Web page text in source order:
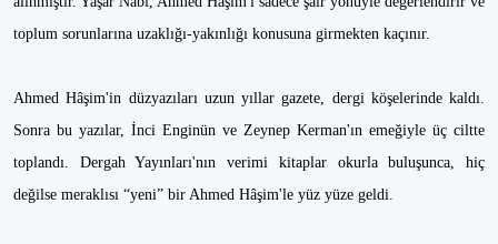
toplum sorunlarına uzaklığı-yakınlığı konusuna girmekten kaçınır.
Ahmed Hâşim'in düzyazıları uzun yıllar gazete, dergi köşelerinde kaldı.
Sonra bu yazılar, İnci Enginün ve Zeynep Kerman'ın emeğiyle üç ciltte
toplandı. Dergah Yayınları'nın verimi kitaplar okurla buluşunca, hiç
değilse meraklısı “yeni” bir Ahmed Hâşim'le yüz yüze geldi.